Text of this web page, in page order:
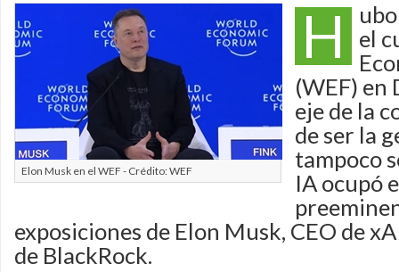
Elon Musk en el WEF - Crédito: WEF
H
el
(WEF) en
eje de la
de ser la
tampoco
IA ocupó
exposiciones de Elon Musk, CEO de
de BlackRock.